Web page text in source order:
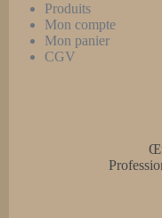
Produits
Mon compte
Mon panier
CGV